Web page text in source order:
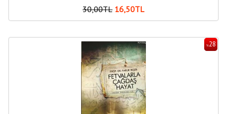
30,00TL 16,50TL
%28